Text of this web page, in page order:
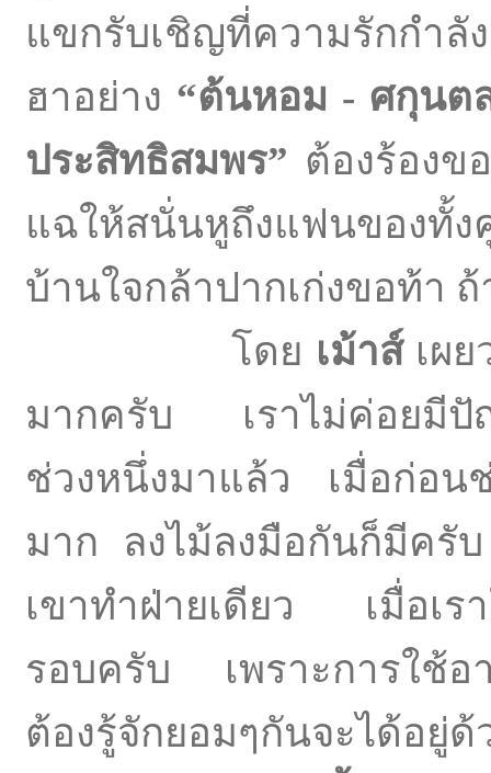
แขกรับเชิญที่ความรักกำลั
ฮาอย่าง “ต้นหอม - ศกุนต
ประสิทธิสมพร” ต้องร้องข
แฉให้สนั่นหูถึงแฟนของทั้ง
บ้านใจกล้าปากเก่งขอท้า ถ้
โดย เม้าส์เผย
มากครับ เราไม่ค่อยมีปัญ
ช่วงหนึ่งมาแล้ว เมื่อก่อน
มาก ลงไม้ลงมือกันก็มีครั
เขาทำฝ่ายเดียว เมื่อเร
รอบครับ เพราะการใช้อ
ต้องรู้จักยอมๆกันจะได้อยู่